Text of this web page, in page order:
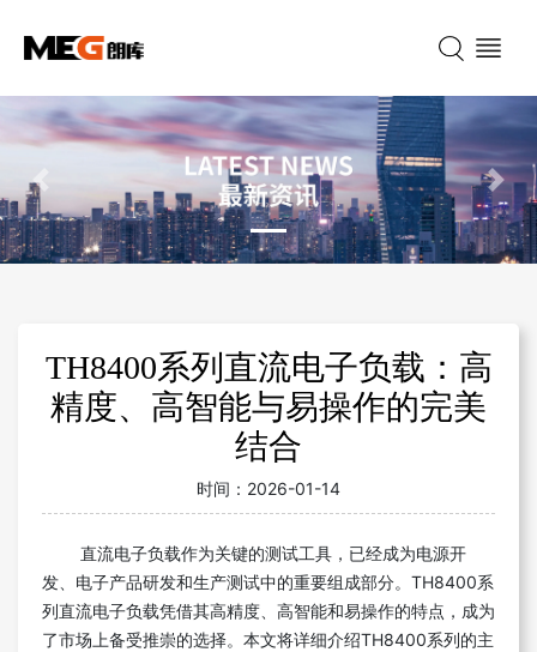
Previous Next
TH8400系列直流电子负载：高
精度、高智能与易操作的完美
结合
时间： 2026-01-14
直流电子负载作为关键的测试工具，已经成为电源开
发、电子产品研发和生产测试中的重要组成部分。TH8400系
列直流电子负载凭借其高精度、高智能和易操作的特点，成为
了市场上备受推崇的选择。本文将详细介绍TH8400系列的主